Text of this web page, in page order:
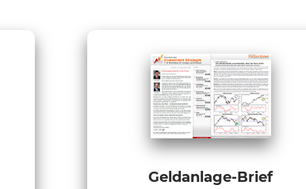
Geldanlage-Brief